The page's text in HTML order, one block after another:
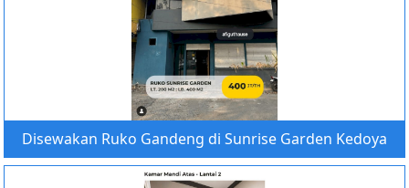
Disewakan Ruko Gandeng di Sunrise Garden Kedoya